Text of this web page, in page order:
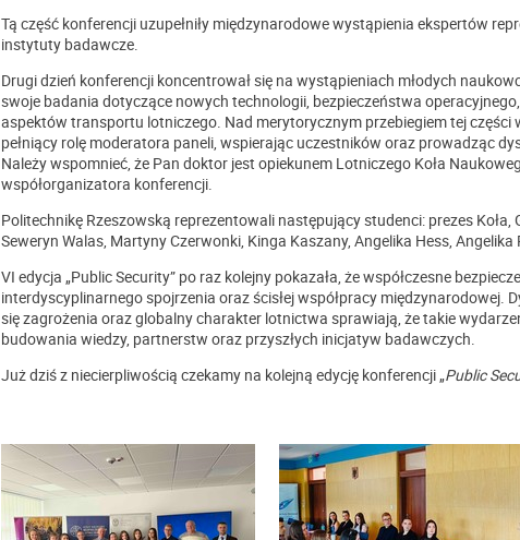
Tą część konferencji uzupełniły międzynarodowe wystąpienia ekspertów
instytuty badawcze.
Drugi dzień konferencji koncentrował się na wystąpieniach młodych
swoje badania dotyczące nowych technologii, bezpieczeństwa
aspektów transportu lotniczego. Nad merytorycznym przebiegiem tej części
pełniący rolę moderatora paneli, wspierając uczestników oraz prowadząc
Należy wspomnieć, że Pan doktor jest opiekunem Lotniczego Koła
współorganizatora konferencji.
Politechnikę Rzeszowską reprezentowali następujący studenci: prezes
Seweryn Walas, Martyny Czerwonki, Kinga Kaszany, Angelika Hess,
VI edycja „Public Security” po raz kolejny pokazała, że współczesne
interdyscyplinarnego spojrzenia oraz ścisłej współpracy międzynarodowej.
się zagrożenia oraz globalny charakter lotnictwa sprawiają, że takie
budowania wiedzy, partnerstw oraz przyszłych inicjatyw badawczych.
Już dziś z niecierpliwością czekamy na kolejną edycję konferencji „Public